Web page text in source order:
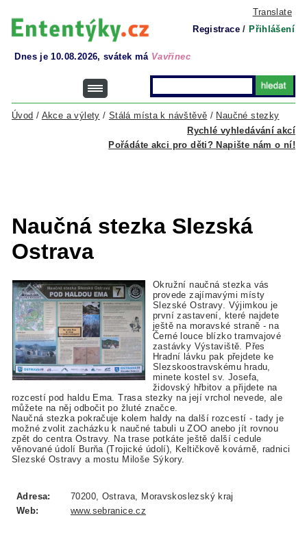
Translate
Registrace / Přihlášení
Dnes je 10.08.2026, svátek má Vavřinec
Rychlé vyhledávání akcí
Úvod / Akce a výlety / Stálá místa k návštěvě / Naučné stezky
Pořádáte akci pro děti? Napište nám o ní!
Naučná stezka Slezská
Ostrava
Okružní naučná stezka vás
provede zajímavými místy
Slezské Ostravy. Výjimkou je
první zastavení, které najdete
ještě na moravské straně - na
Černé louce blízko tramvajové
zastávky Výstaviště. Přes
Hradní lávku pak přejdete ke
Slezskoostravskému hradu,
minete kostel sv. Josefa,
židovský hřbitov a přijdete na
rozcestí pod haldu Ema. Trasa stezky na její vrchol nevede, ale
můžete na něj odbočit po žluté značce.
Naučná stezka pokračuje kolem haldy na další rozcestí - tady je
možné zvolit zacházku k naučné tabuli u ZOO anebo jít rovnou
zpět do centra Ostravy. Na trase potkáte ještě další cedule
věnované údolí Burňa (Trojické údolí), Keltičkově kovárně, radnici
Slezské Ostravy a mostu Miloše Sýkory.
Adresa:
70200, Ostrava, Moravskoslezský kraj
Web:
www.sebranice.cz